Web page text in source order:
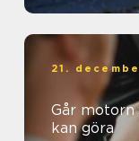
21.
Går motorn
kan göra